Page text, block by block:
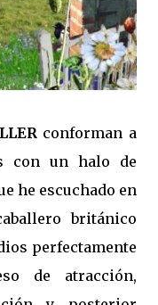
conforman a
con un halo de
he escuchado en
británico
perfectamente
de atracción,